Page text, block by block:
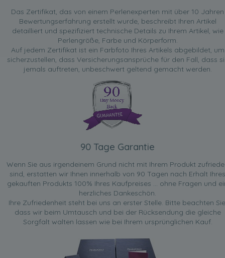
Das Zertifikat, das von einem Perlenexperten mit über 10 Jahren
Bewertungserfahrung erstellt wurde, beschreibt Ihren Artikel
detailliert und spezifiziert technische Details zu Ihrem Artikel, wie
Perlengröße, Farbe und Körperform.
Auf jedem Zertifikat ist ein Farbfoto Ihres Artikels abgebildet, um
sicherzustellen, dass Versicherungsansprüche für den Fall, dass
jemals auftreten, unbeschwert geltend gemacht werden.
90 Tage Garantie
Wenn Sie aus irgendeinem Grund nicht mit Ihrem Produkt
sind, erstatten wir Ihnen innerhalb von 90 Tagen nach Erhalt Ihres
gekauften Produkts 100% Ihres Kaufpreises ... ohne Fragen und
herzliches Dankeschön.
Ihre Zufriedenheit steht bei uns an erster Stelle. Bitte beachten
dass wir beim Umtausch und bei der Rücksendung die gleiche
Sorgfalt walten lassen wie bei Ihrem ursprünglichen Kauf.